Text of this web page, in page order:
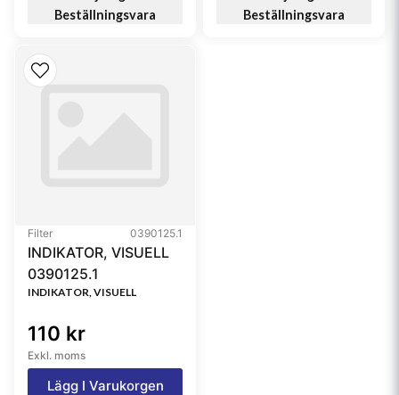
Beställningsvara
Beställningsvara
Filter 0390125.1
INDIKATOR, VISUELL
0390125.1
INDIKATOR, VISUELL
110 kr
Exkl. moms
Lägg I Varukorgen